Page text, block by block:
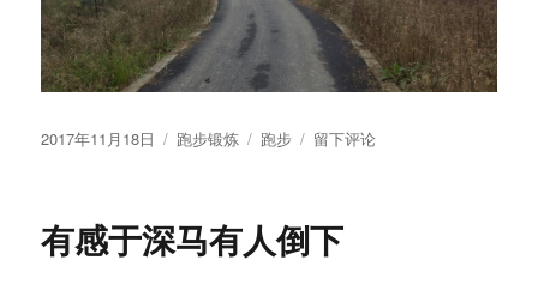
发
2017年11月18日
分
跑步锻炼
标
跑步
于
后
的
留下评论
有感于深马有人倒下